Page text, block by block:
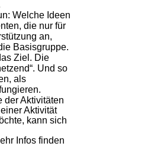
Welche Ideen
die nur für
an,
Basisgruppe.
Ziel. Die
Und so
als
der Aktivitäten
Aktivität
kann sich
Infos finden